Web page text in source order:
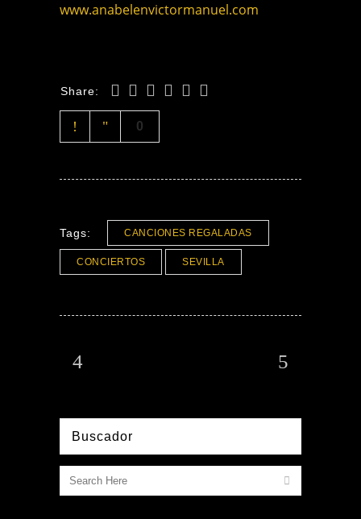
www.anabelenvictormanuel.com
Share:
0
Tags: CANCIONES REGALADAS
CONCIERTOS SEVILLA
Buscador